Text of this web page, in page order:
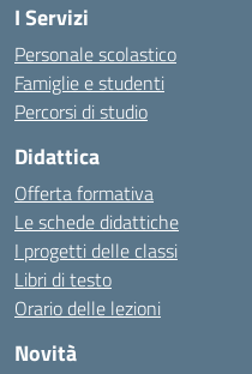
I Servizi
Personale scolastico
Famiglie e studenti
Percorsi di studio
Didattica
Offerta formativa
Le schede didattiche
I progetti delle classi
Libri di testo
Orario delle lezioni
Novità